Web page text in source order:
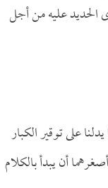
الحديد عليه من أجل
على توقير الكبار
أن يبدأ بالكلام